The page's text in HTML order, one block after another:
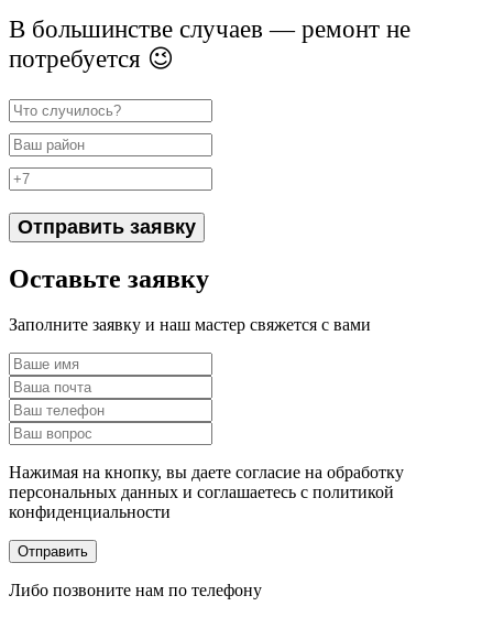
В большинстве случаев — ремонт не
потребуется 😉
Отправить заявку
Оставьте заявку
Заполните заявку и наш мастер свяжется с вами
Нажимая на кнопку, вы даете согласие на обработку
персональных данных и соглашаетесь c политикой
конфиденциальности
Отправить
Либо позвоните нам по телефону